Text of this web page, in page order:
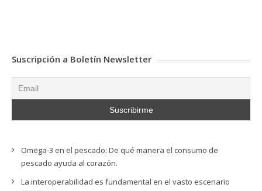
Suscripción a Boletín Newsletter
Omega-3 en el pescado: De qué manera el consumo de
pescado ayuda al corazón.
La interoperabilidad es fundamental en el vasto escenario